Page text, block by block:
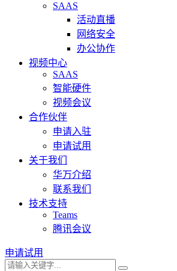
SAAS
活动直播
网络安全
办公协作
视频中心
SAAS
智能硬件
视频会议
合作伙伴
申请入驻
申请试用
关于我们
华万介绍
联系我们
技术支持
Teams
腾讯会议
申请试用